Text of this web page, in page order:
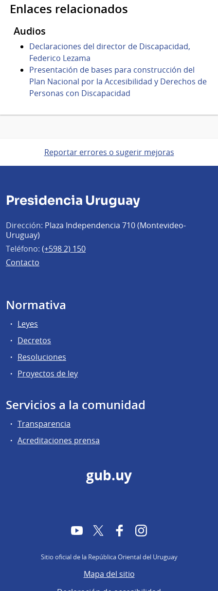
Enlaces relacionados
Audios
Declaraciones del director de Discapacidad,
Federico Lezama
Presentación de bases para construcción del
Plan Nacional por la Accesibilidad y Derechos de
Personas con Discapacidad
Reportar errores o sugerir mejoras
Presidencia Uruguay
Dirección: Plaza Independencia 710 (Montevideo-
Uruguay)
Teléfono: (+598 2) 150
Contacto
Normativa
Leyes
Decretos
Resoluciones
Proyectos de ley
Servicios a la comunidad
Transparencia
Acreditaciones prensa
gub.uy
YouTubeTwitter FacebookInstagram
Sitio oficial de la República Oriental del Uruguay
Mapa del sitio